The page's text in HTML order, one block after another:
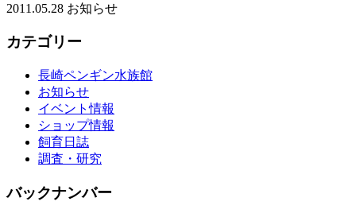
2011.05.28 お知らせ
カテゴリー
長崎ペンギン水族館
お知らせ
イベント情報
ショップ情報
飼育日誌
調査・研究
バックナンバー